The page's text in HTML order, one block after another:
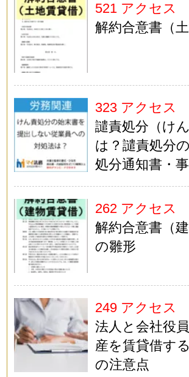
521 アクセス
解約合意書（土
323 アクセス
譴責処分（け
は？譴責処分
処分通知書・
262 アクセス
解約合意書（建
の雛形
249 アクセス
法人と会社役
産を賃貸借す
の注意点